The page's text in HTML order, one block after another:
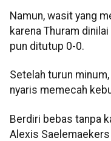
Namun, wasit yang
karena Thuram
pun ditutup 0-0.
Setelah turun
nyaris memecah
Berdiri bebas tanpa
Alexis